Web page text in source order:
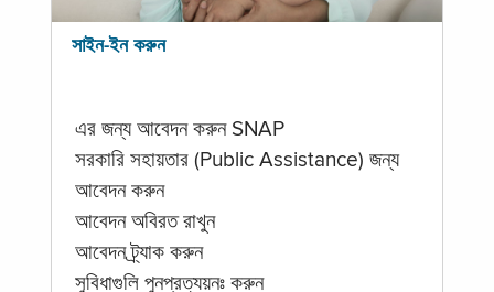
সাইন-ইন করুন
এর জন্য আবেদন করুন SNAP
সরকারি সহায়তার (Public Assistance) জন্য
আবেদন করুন
আবেদন অবিরত রাখুন
আবেদন ট্র্যাক করুন
সুবিধাগুলি পুনপ্রত্যয়নঃ করুন